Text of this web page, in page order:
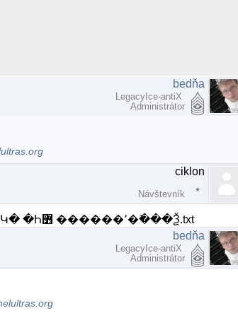
bedňa
LegacyIce-antiX
Administrátor
ciklon
Návštevník
tot je nazov suboru �������� �ӫ��Ἴ� ��� �����Կ� �Һ٬������ ߻�߫���Ѯ.txt
bedňa
LegacyIce-antiX
Administrátor